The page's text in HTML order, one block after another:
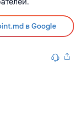
в Google